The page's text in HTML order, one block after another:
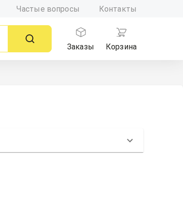
Частые вопросы Контакты
Заказы
Корзина